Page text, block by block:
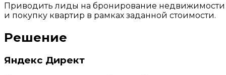
Приводить лиды на бронирование недвижимости
и покупку квартир в рамках заданной стоимости.
Решение
Яндекс Директ